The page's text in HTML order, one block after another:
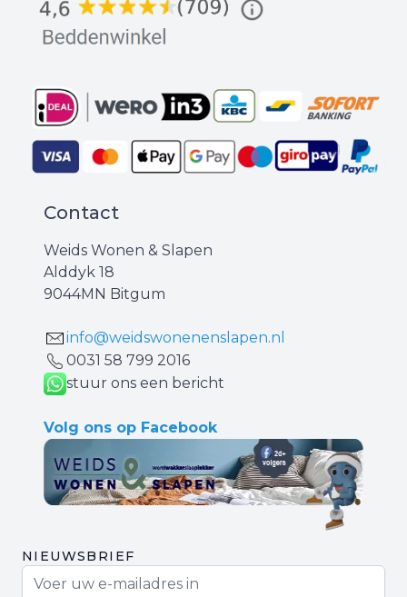
Contact
Weids Wonen & Slapen
Alddyk 18
9044MN Bitgum
info@weidswonenenslapen.nl
0031 ‪58 799 2016‬
stuur ons een bericht
Volg ons op Facebook
NIEUWSBRIEF